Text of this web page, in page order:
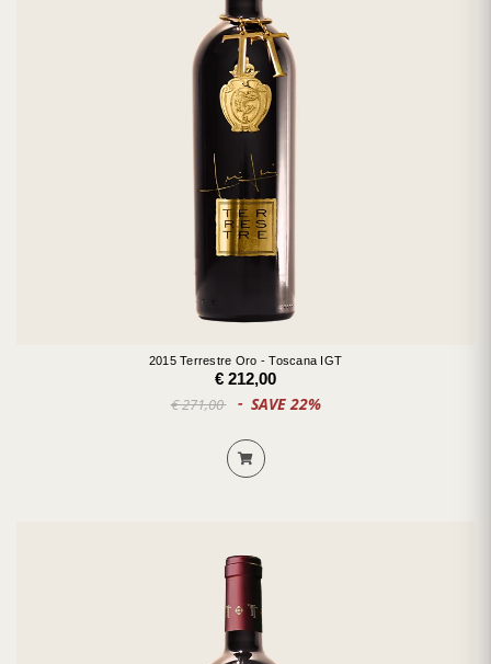
2015 Terrestre Oro - Toscana IGT
€ 212,00
€ 271,00 SAVE 22%